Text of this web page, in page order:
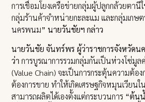
การเชื่อมโยงเครือข่ายกลุ่มผู้ปลูกกล้วยตานี
กลุ่มร้านค้าจำหน่ายกะละแม และกลุ่มเกษต
นครพนม” นายวันชัยฯ กล่าว
นายวันชัย จันทร์พร ผู้ว่าราชการจังหวัดน
ว่า การบูรณาการรวมกลุ่มกันเป็นห่วงโซ่มูล
(Value Chain) จะเป็นการกระตุ้นความต้อ
ต้องการขาย ทำให้เกิดเศรษฐกิจหมุนเวีย
สามารถผลิตได้เองตั้งแต่กระบวนการ “ต้น